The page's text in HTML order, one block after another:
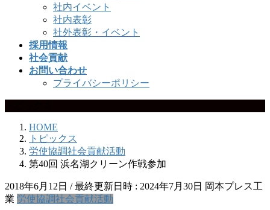
社内イベント
社内表彰
社外表彰・イベント
採用情報
社会貢献
お問い合わせ
プライバシーポリシー
HOME
トピックス
労使協調社会貢献活動
第40回 浜名湖クリーン作戦参加
2018年6月12日 / 最終更新日時 : 2024年7月30日 岡本プレス工
業 労使協調社会貢献活動